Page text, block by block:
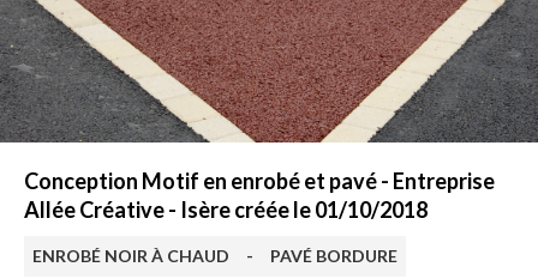
Conception Motif en enrobé et pavé - Entreprise
Allée Créative - Isère créée le 01/10/2018
ENROBÉ NOIR À CHAUD - PAVÉ BORDURE